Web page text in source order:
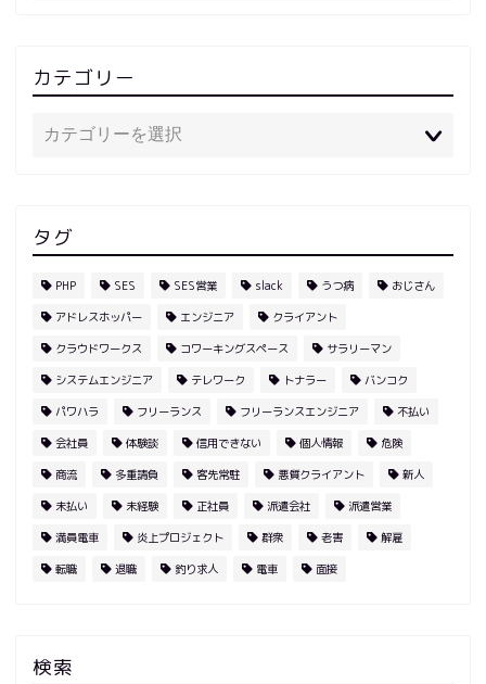
カテゴリー
タグ
PHP SES SES営業 slack うつ病 おじさん
アドレスホッパー エンジニア クライアント
クラウドワークス コワーキングスペース サラリーマン
システムエンジニア テレワーク トナラー バンコク
パワハラ フリーランス フリーランスエンジニア 不払い
会社員 体験談 信用できない 個人情報 危険
商流 多重請負 客先常駐 悪質クライアント 新人
未払い 未経験 正社員 派遣会社 派遣営業
満員電車 炎上プロジェクト 群衆 老害 解雇
転職 退職 釣り求人 電車 面接
検索